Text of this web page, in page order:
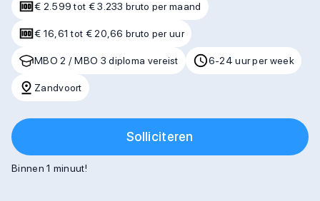
€ 2.599 tot € 3.233 bruto per maand
€ 16,61 tot € 20,66 bruto per uur
MBO 2 / MBO 3 diploma vereist 6-24 uur per week
Zandvoort
Solliciteren
Binnen 1 minuut!